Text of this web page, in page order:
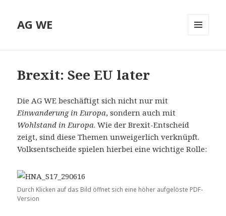
AG WE
Brexit: See EU later
Die AG WE beschäftigt sich nicht nur mit
Einwanderung in Europa, sondern auch mit
Wohlstand in Europa. Wie der Brexit-Entscheid
zeigt, sind diese Themen unweigerlich verknüpft.
Volksentscheide spielen hierbei eine wichtige Rolle:
Durch Klicken auf das Bild öffnet sich eine höher aufgelöste PDF-
Version